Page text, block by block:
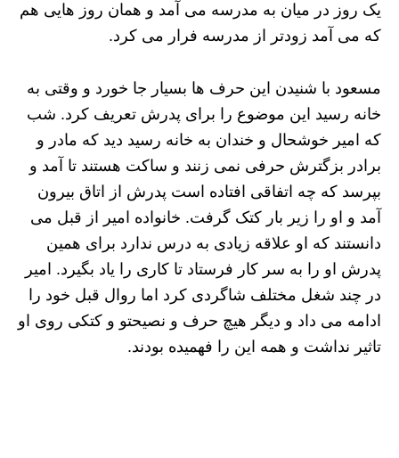
یک روز در میان به مدرسه می آمد و همان روز هایی هم
که می آمد زودتر از مدرسه فرار می کرد.
مسعود با شنیدن این حرف ها بسیار جا خورد و وقتی به
خانه رسید این موضوع را برای پدرش تعریف کرد. شب
که امیر خوشحال و خندان به خانه رسید دید که مادر و
برادر بزگترش حرفی نمی زنند و ساکت هستند تا آمد و
بپرسد که چه اتفاقی افتاده است پدرش از اتاق بیرون
آمد و او را زیر بار کتک گرفت. خانواده امیر از قبل می
دانستند که او علاقه زیادی به درس ندارد برای همین
پدرش او را به سر کار فرستاد تا کاری را یاد بگیرد. امیر
در چند شغل مختلف شاگردی کرد اما روال قبل خود را
ادامه می داد و دیگر هیچ حرف و نصیحتو و کتکی روی او
تاثیر نداشت و همه این را فهمیده بودند.